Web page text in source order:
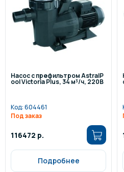
Насос с префильтром AstralP
ool Victoria Plus, 34 м³/ч, 220В
Код:604461
Под заказ
116472 р.
Подробнее